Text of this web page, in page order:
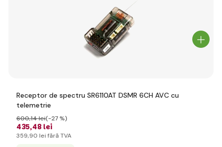
Receptor de spectru SR6110AT DSMR 6CH AVC cu
telemetrie
435,48 lei
600,14 lei(-27 %)
359,90 lei fără TVA